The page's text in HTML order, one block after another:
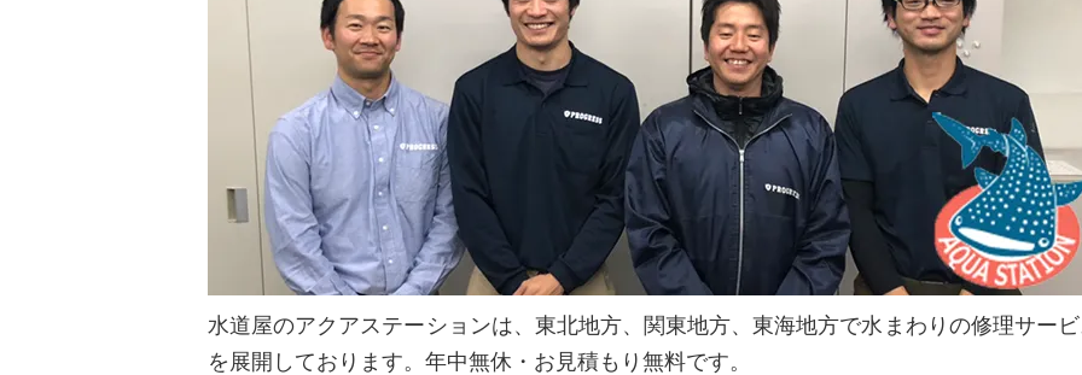
水道屋のアクアステーションは、東北地方、関東地方、東海地方で水まわりの修理サー
を展開しております。年中無休・お見積もり無料です。